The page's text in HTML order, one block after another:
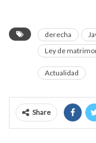
derecha
Ley de
Actualidad
Share